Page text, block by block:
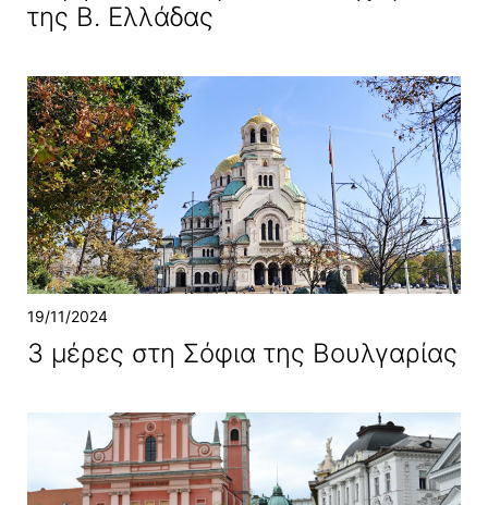
της Β. Ελλάδας
19/11/2024
3 μέρες στη Σόφια της Βουλγαρίας